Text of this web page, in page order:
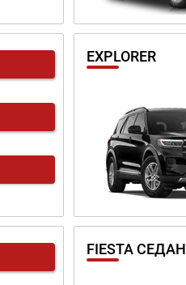
EXPLORER
FIESTA СЕДАН